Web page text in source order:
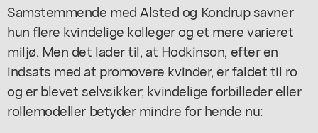
Samstemmende med Alsted og Kondrup savner
hun flere kvindelige kolleger og et mere varieret
miljø. Men det lader til, at Hodkinson, efter en
indsats med at promovere kvinder, er faldet til ro
og er blevet selvsikker; kvindelige forbilleder eller
rollemodeller betyder mindre for hende nu: